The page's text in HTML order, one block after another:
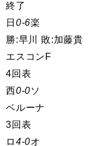
終了
日 0-6楽
勝:早川 敗:加藤貴
エスコンF
4回表
西0-0ソ
ベルーナ
3回表
ロ 4-0オ